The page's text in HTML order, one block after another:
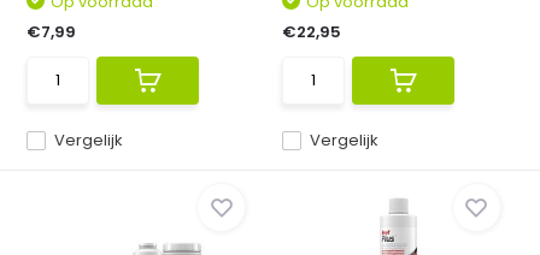
Vergelijk
€7,99
Vergelijk
€22,95